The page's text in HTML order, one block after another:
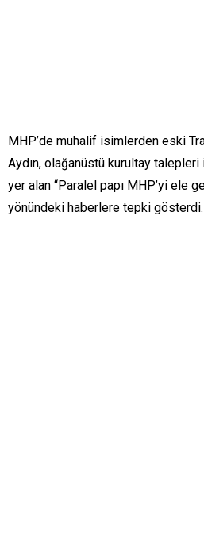
MHP’de muhalif isimlerden eski
Aydın, olağanüstü kurultay
yer alan “Paralel papı MHP’yi ele
yönündeki haberlere tepki gösterdi.